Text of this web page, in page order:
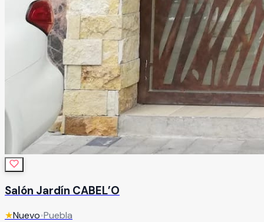
Salón Jardín CABEL’O
★Nuevo•Puebla